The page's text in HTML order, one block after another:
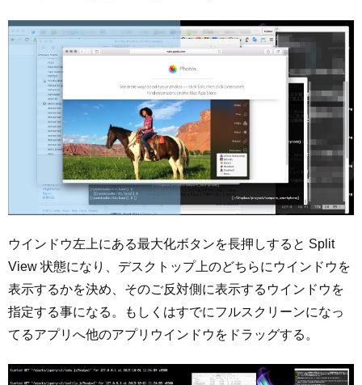
ウインドウ左上にある最大化ボタンを長押しすると Split
View 状態になり、デスクトップ上のどちらにウインドウを
表示するかを決め、そのご反対側に表示するウインドウを
指定する事になる。もしくはすでにフルスクリーンになっ
てるアプリへ他のアプリウインドウをドラッグする。